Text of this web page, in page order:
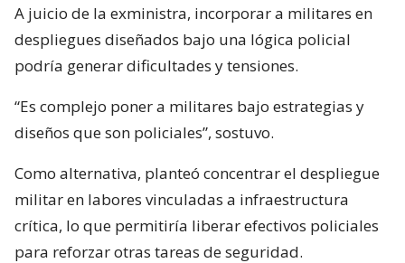
A juicio de la exministra, incorporar a militares en
despliegues diseñados bajo una lógica policial
podría generar dificultades y tensiones.
“Es complejo poner a militares bajo estrategias y
diseños que son policiales”, sostuvo.
Como alternativa, planteó concentrar el despliegue
militar en labores vinculadas a infraestructura
crítica, lo que permitiría liberar efectivos policiales
para reforzar otras tareas de seguridad.